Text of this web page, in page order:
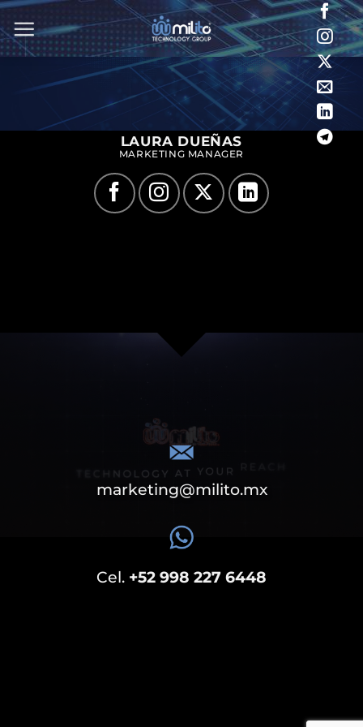
Saltar
al
contenido
LAURA DUEÑAS
MARKETING MANAGER
marketing@milito.mx
Cel. +52 998 227 6448